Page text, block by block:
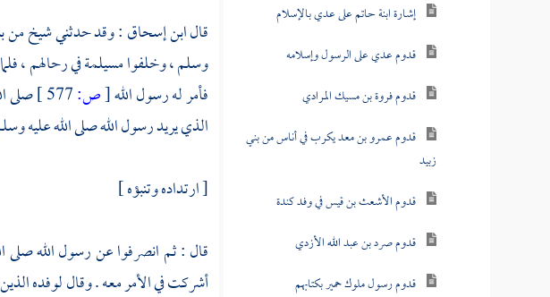
إشارة ابنة حاتم على عدي بالإسلام
قدوم عدي على الرسول وإسلامه
قدوم فروة بن مسيك المرادي
قدوم عمرو بن معد يكرب في أناس من بني
زبيد
قدوم الأشعث بن قيس في وفد كندة
قدوم صرد بن عبد الله الأزدي
قدوم رسول ملوك حمير بكتابهم
قالابن إسحاق: وقد حدثني شيخ من
وسلم ، وخلفوامسيلمةفي رحالهم ،
فأمر له رسول الله[ص:
صلى
الذي يريد رسول الله صلى الله عليه
[ ارتداده وتنبؤه ]
قال : ثم انصرفوا عن رسول الله صلى
أشركت في الأمر معه . وقال لوفده